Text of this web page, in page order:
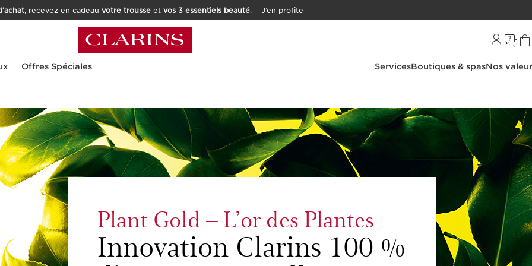
, recevez en cadeau votre trousseet vos 3 essentiels beauté.
J’en profite
Offres Spéciales ServicesBoutiques & spasNos
Plant Gold – L’or des Plantes
Innovation Clarins 100 %